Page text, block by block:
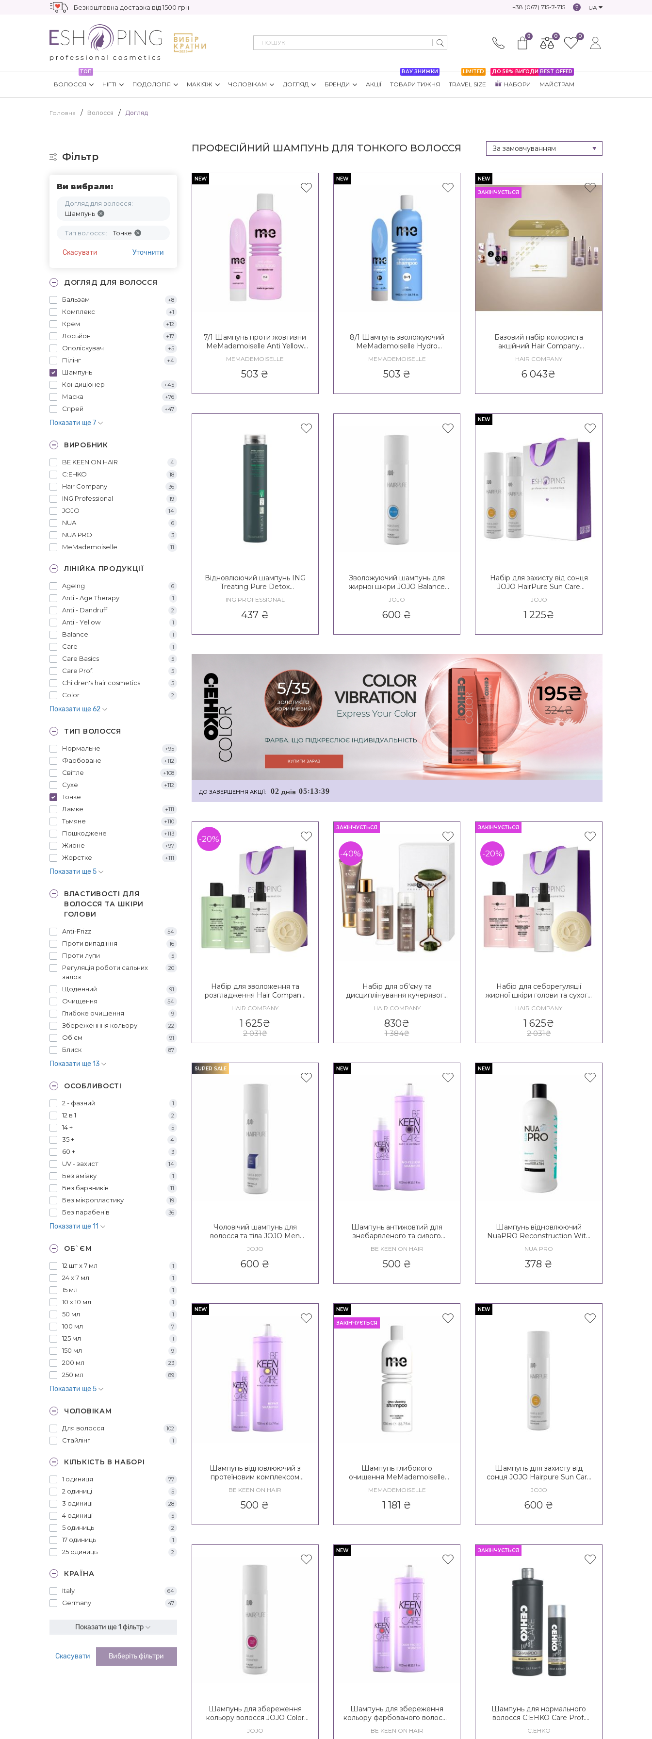
Безкоштовна доставка від 1500 грн +38 (067) 715-7-715 UA
0 0 0
ТОП
ВОЛОССЯ НІГТІ ПОДОЛОГІЯ МАКІЯЖ ЧОЛОВІКАМ ДОГЛЯД БРЕНДИ АКЦІЇ
ВАУ ЗНИЖКИ
ТОВАРИ ТИЖНЯ
LIMITED
TRAVEL SIZE
ДО 58% ВИГОДИ
НАБОРИ
BEST OFFER
МАЙСТРАМ
Головна Волосся Догляд
Фільтр
Ви вибрали:
Догляд для волосся:
Шампунь
Тип волосся: Тонке
Скасувати Уточнити
ДОГЛЯД ДЛЯ ВОЛОССЯ
Бальзам +8
Комплекс +1
Крем +12
Лосьйон +17
Ополіскувач +5
Пілінг +4
Шампунь
Кондиціонер
+45
Маска +76
Спрей +47
Показати ще 7
ВИРОБНИК
BE KEEN ON HAIR 4
C:EHKO 18
Hair Company 36
ING Professional 19
JOJO 14
NUA 6
NUA PRO 3
MeMademoiselle 11
ЛІНІЙКА ПРОДУКЦІЇ
AgeIng 6
Anti - Age Therapy 1
Anti - Dandruff 2
Anti - Yellow 1
Balance 1
Care 1
Care Basics 5
Care Prof. 5
Children's hair cosmetics 5
Color 2
Показати ще 62
ТИП ВОЛОССЯ
Нормальне +95
Фарбоване +112
Світле +108
Сухе +112
Тонке
Ламке
+111
Тьмяне +110
Пошкоджене +113
Жирне +97
Жорстке +111
Показати ще 5
ВЛАСТИВОСТІ ДЛЯ
ВОЛОССЯ ТА ШКІРИ
ГОЛОВИ
Anti-Frizz 54
Проти випадіння 16
Проти лупи 5
Регуляція роботи сальних
залоз
20
Щоденний 91
Очищення 54
Глибоке очищення 9
Збереженння кольору 22
Об'єм 91
Блиск 87
Показати ще 13
ОСОБЛИВОСТІ
2 - фазний 1
12 в 1 2
14 + 5
35 + 4
60 + 3
UV - захист 14
Без аміаку 1
Без барвників 11
Без мікропластику 19
Без парабенів 36
Показати ще 11
ОБ`ЄМ
12 шт х 7 мл 1
24 х 7 мл 1
15 мл 1
10 х 10 мл 1
50 мл 1
100 мл 7
125 мл 1
150 мл 9
200 мл 23
250 мл 89
Показати ще 5
ЧОЛОВІКАМ
Для волосся 102
Стайлінг 1
КІЛЬКІСТЬ В НАБОРІ
1 одиниця 77
2 одиниці 5
3 одиниці 28
4 одиниці 5
5 одиниць 2
17 одиниць 1
25 одиниць 2
КРАЇНА
Italy 64
Germany 47
Показати ще 1 фільтр
Скасувати Виберіть фільтри
ПРОФЕСІЙНИЙ ШАМПУНЬ ДЛЯ ТОНКОГО ВОЛОССЯ
NEW
7/1 Шампунь проти жовтизни
MeMademoiselle Anti Yellow
MEMADEMOISELLE
503 ₴
NEW
8/1 Шампунь зволожуючий
MeMademoiselle Hydro
MEMADEMOISELLE
503 ₴
NEW
ЗАКІНЧУЄТЬСЯ
Базовий набір колориста
акційний Hair Company
PROFESSIONAL
HAIR COMPANY
6 043₴
Відновлюючий шампунь ING
Treating Pure Detox
ING PROFESSIONAL
437₴
Зволожуючий шампунь для
жирної шкіри JOJO Balance
JOJO
600 ₴
NEW
Набір для захисту від сонця
JOJO HairPure Sun Care
JOJO
1 225₴
ДО ЗАВЕРШЕННЯ АКЦІЇ: 02 днiв 05:13:38
-20%
Набір для зволоження та
розгладження Hair Company
HAIR COMPANY
1 625₴
2 031₴
ЗАКІНЧУЄТЬСЯ
-40%
Набір для об'єму та
дисциплінування кучерявого
Inimitable Style Density
TRAVEL MAXІ
HAIR COMPANY
830₴
1 384₴
ЗАКІНЧУЄТЬСЯ
-20%
Набір для себорегуляції
жирної шкіри голови та сухого
Age Balance Girl Kit 14+
HAIR COMPANY
1 625₴
2 031₴
SUPER SALE
Чоловічий шампунь для
волосся та тіла JOJO Men
JOJO
600 ₴
NEW
Шампунь антижовтий для
знебарвленого та сивого
No - Yellow Shampoo
BE KEEN ON HAIR
500 ₴
NEW
Шампунь відновлюючий
NuaPRO Reconstruction With
NUA PRO
378 ₴
NEW
Шампунь відновлюючий з
протеїновим комплексом
Shampoo
BE KEEN ON HAIR
500 ₴
NEW
ЗАКІНЧУЄТЬСЯ
Шампунь глибокого
очищення MeMademoiselle
MEMADEMOISELLE
1 181 ₴
NEW
Шампунь для захисту від
сонця JOJO Hairpure Sun Care
JOJO
600 ₴
Шампунь для збереження
кольору волосся JOJO Color
JOJO
NEW
Шампунь для збереження
кольору фарбованого волосся
Protect Shampoo
BE KEEN ON HAIR
ЗАКІНЧУЄТЬСЯ
Шампунь для нормального
волосся C:EHKO Care Prof.
C:EHKO